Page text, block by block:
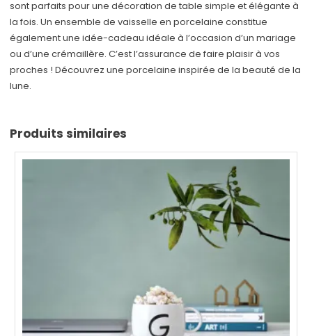
sont parfaits pour une décoration de table simple et élégante à
la fois. Un ensemble de vaisselle en porcelaine constitue
également une idée-cadeau idéale à l’occasion d’un mariage
ou d’une crémaillère. C’est l’assurance de faire plaisir à vos
proches ! Découvrez une porcelaine inspirée de la beauté de la
lune.
Produits similaires